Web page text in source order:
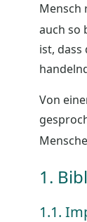
Mensch
auch so
ist,
Von
1.
1.1.